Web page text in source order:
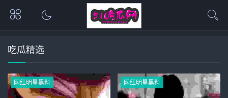
吃瓜精选
网红明星黑料 网红明星黑料